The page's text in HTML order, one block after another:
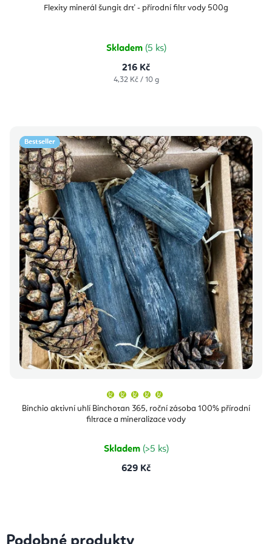
Flexity minerál šungit drť - přírodní filtr vody 500g
produktu
je
hvězdiček.
Skladem (5 ks)
216 Kč
Měrná
4,32 Kč / 10 g
Bestseller
Binchio aktivní uhlí Binchotan 365, roční zásoba 100% přírodní
filtrace a mineralizace vody
produktu
je
5,0
hvězdiček.
Skladem (>5 ks)
629 Kč